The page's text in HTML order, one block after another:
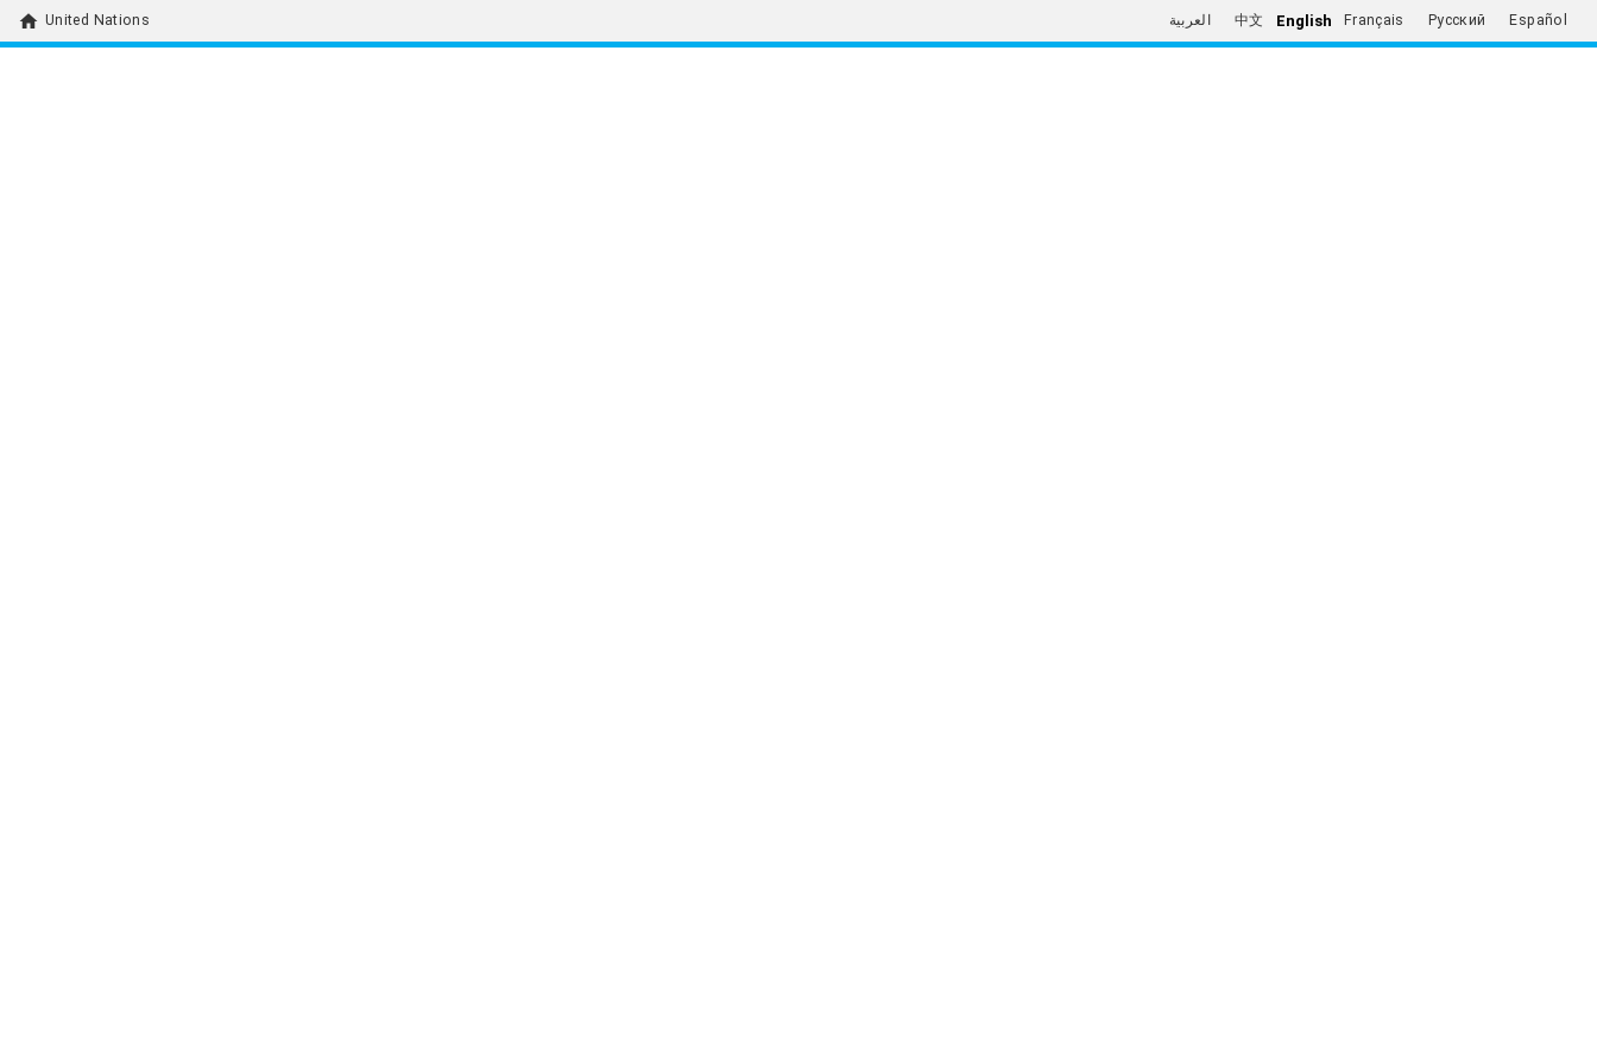
home United Nations العربية 中文 English Français Русский Español